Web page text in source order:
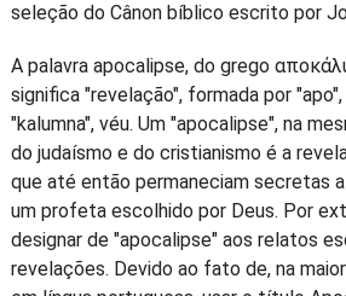
seleção do Cânon bíblico escrito por
A palavra apocalipse, do grego
significa "revelação", formada por
"kalumna", véu. Um "apocalipse", na
do judaísmo e do cristianismo é a
que até então permaneciam secretas a
um profeta escolhido por Deus. Por
designar de "apocalipse" aos relatos
revelações. Devido ao fato de, na